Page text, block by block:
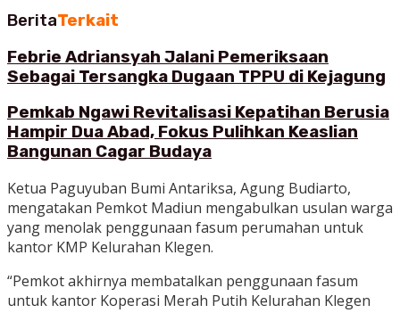
BeritaTerkait
Febrie Adriansyah Jalani Pemeriksaan
Sebagai Tersangka Dugaan TPPU di Kejagung
Pemkab Ngawi Revitalisasi Kepatihan Berusia
Hampir Dua Abad, Fokus Pulihkan Keaslian
Bangunan Cagar Budaya
Ketua Paguyuban Bumi Antariksa, Agung Budiarto,
mengatakan Pemkot Madiun mengabulkan usulan warga
yang menolak penggunaan fasum perumahan untuk
kantor KMP Kelurahan Klegen.
“Pemkot akhirnya membatalkan penggunaan fasum
untuk kantor Koperasi Merah Putih Kelurahan Klegen